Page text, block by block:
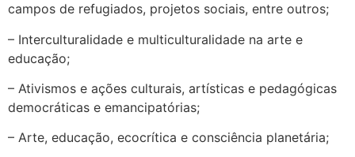
campos de refugiados, projetos sociais, entre outros;
– Interculturalidade e multiculturalidade na arte e
educação;
– Ativismos e ações culturais, artísticas e pedagógicas
democráticas e emancipatórias;
– Arte, educação, ecocrítica e consciência planetária;